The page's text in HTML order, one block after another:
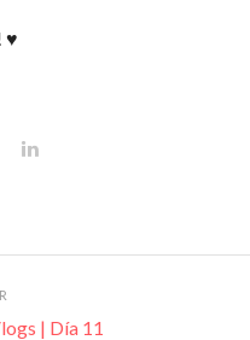
♥
| Día 11